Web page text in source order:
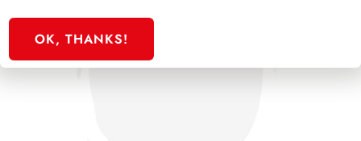
OK, THANKS!